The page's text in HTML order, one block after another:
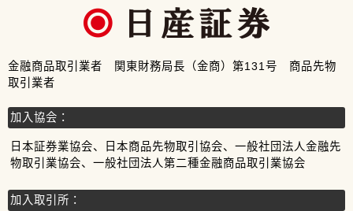
金融商品取引業者 関東財務局長（金商）第131号 商品先物
取引業者
加入協会：
日本証券業協会、日本商品先物取引協会、一般社団法人金融先
物取引業協会、一般社団法人第二種金融商品取引業協会
加入取引所：